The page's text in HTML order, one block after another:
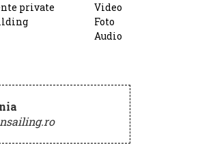
private
Video
Foto
Audio